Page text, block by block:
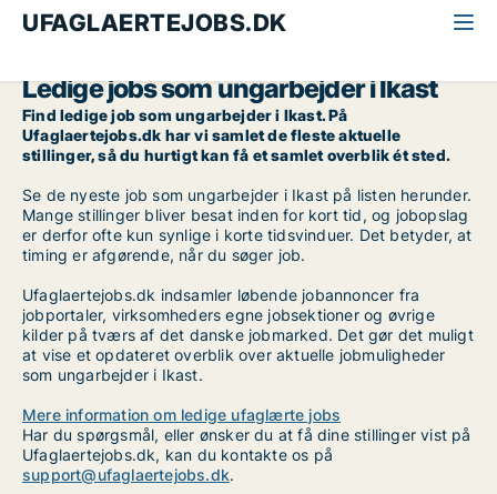
UFAGLAERTEJOBS.DK
Ledige jobs som ungarbejder i Ikast
Find ledige job som ungarbejder i Ikast. På
Ufaglaertejobs.dk har vi samlet de fleste aktuelle
stillinger, så du hurtigt kan få et samlet overblik ét sted.
Se de nyeste job som ungarbejder i Ikast på listen herunder.
Mange stillinger bliver besat inden for kort tid, og jobopslag
er derfor ofte kun synlige i korte tidsvinduer. Det betyder, at
timing er afgørende, når du søger job.
Ufaglaertejobs.dk indsamler løbende jobannoncer fra
jobportaler, virksomheders egne jobsektioner og øvrige
kilder på tværs af det danske jobmarked. Det gør det muligt
at vise et opdateret overblik over aktuelle jobmuligheder
som ungarbejder i Ikast.
Mere information om ledige ufaglærte jobs
Har du spørgsmål, eller ønsker du at få dine stillinger vist på
Ufaglaertejobs.dk, kan du kontakte os på
support@ufaglaertejobs.dk.